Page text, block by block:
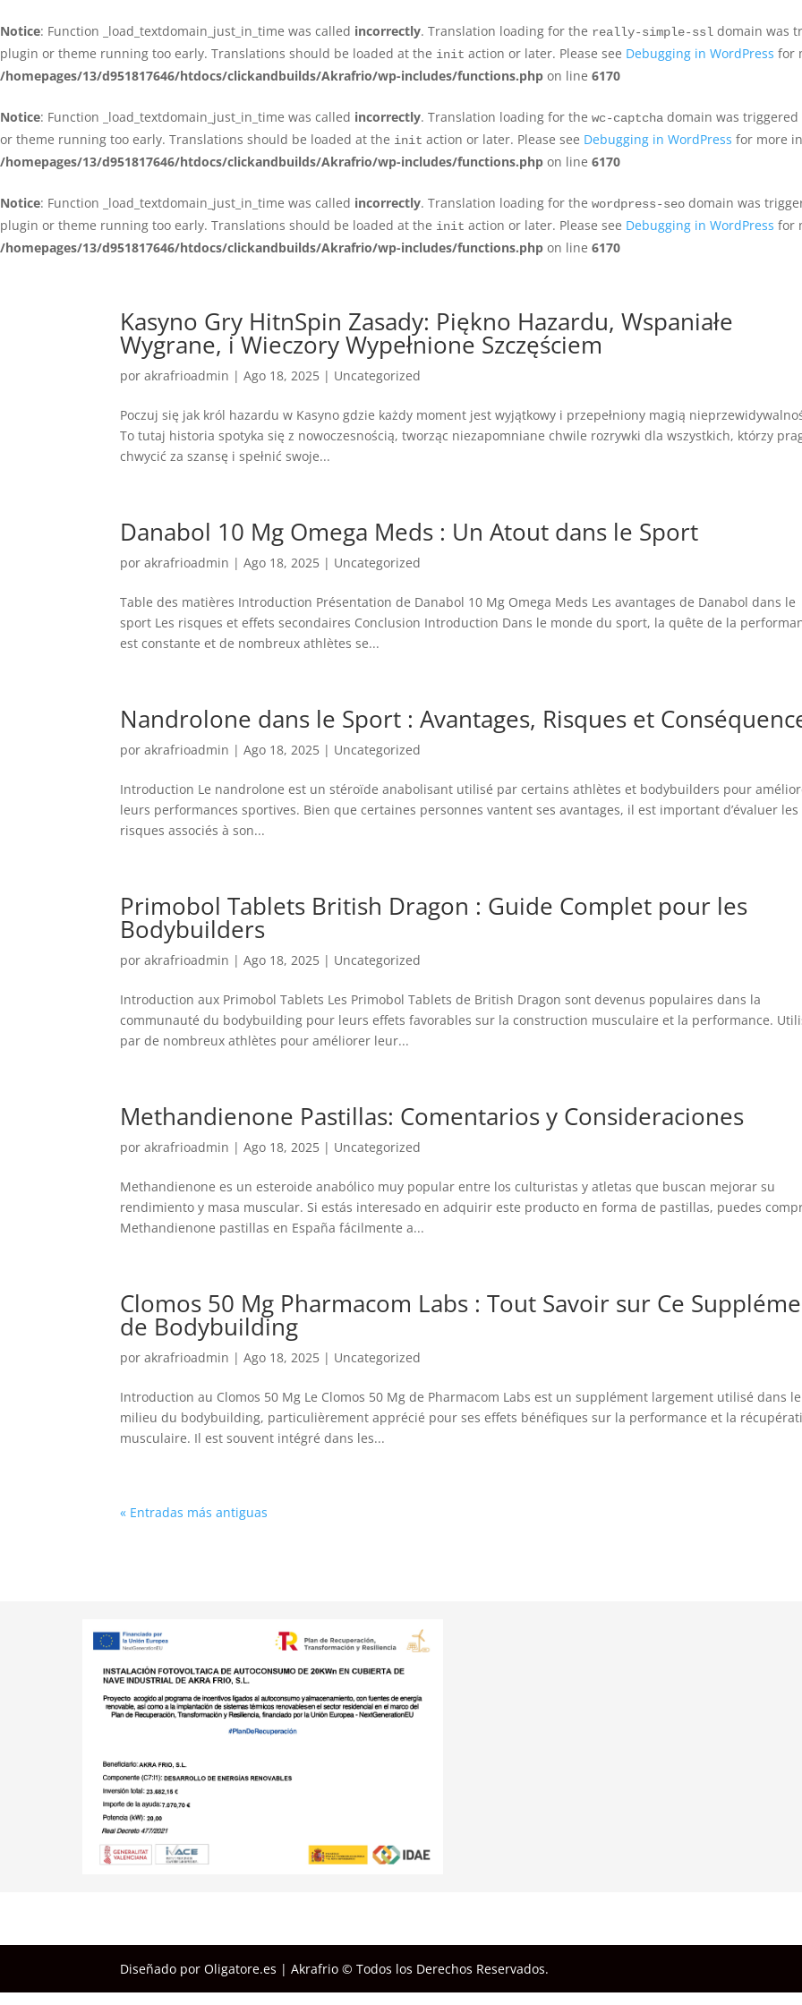
Notice: Function _load_textdomain_just_in_time was called incorrectly. Translation loading for the really-simple-ssl domain was
plugin or theme running too early. Translations should be loaded at the init action or later. Please see Debugging in WordPress for
/homepages/13/d951817646/htdocs/clickandbuilds/Akrafrio/wp-includes/functions.php on line 6170
Notice: Function _load_textdomain_just_in_time was called incorrectly. Translation loading for the wc-captcha domain was
or theme running too early. Translations should be loaded at the init action or later. Please see Debugging in WordPress for more
/homepages/13/d951817646/htdocs/clickandbuilds/Akrafrio/wp-includes/functions.php on line 6170
Notice: Function _load_textdomain_just_in_time was called incorrectly. Translation loading for the wordpress-seo domain was
plugin or theme running too early. Translations should be loaded at the init action or later. Please see Debugging in WordPress for
/homepages/13/d951817646/htdocs/clickandbuilds/Akrafrio/wp-includes/functions.php on line 6170
Kasyno Gry HitnSpin Zasady: Piękno Hazardu, Wspaniałe
Wygrane, i Wieczory Wypełnione Szczęściem
porakrafrioadmin |Ago 18, 2025 | Uncategorized
Poczuj się jak król hazardu w Kasyno gdzie każdy moment jest wyjątkowy i przepełniony magią
To tutaj historia spotyka się z nowoczesnością, tworząc niezapomniane chwile rozrywki dla wszystkich, którzy
chwycić za szansę i spełnić swoje...
Danabol 10 Mg Omega Meds : Un Atout dans le Sport
porakrafrioadmin |Ago 18, 2025 | Uncategorized
Table des matières Introduction Présentation de Danabol 10 Mg Omega Meds Les avantages de Danabol dans le
sport Les risques et effets secondaires Conclusion Introduction Dans le monde du sport, la quête de la
est constante et de nombreux athlètes se...
Nandrolone dans le Sport : Avantages, Risques et
porakrafrioadmin |Ago 18, 2025 | Uncategorized
Introduction Le nandrolone est un stéroïde anabolisant utilisé par certains athlètes et bodybuilders pour
leurs performances sportives. Bien que certaines personnes vantent ses avantages, il est important d’évaluer les
risques associés à son...
Primobol Tablets British Dragon : Guide Complet pour les
Bodybuilders
porakrafrioadmin |Ago 18, 2025 | Uncategorized
Introduction aux Primobol Tablets Les Primobol Tablets de British Dragon sont devenus populaires dans la
communauté du bodybuilding pour leurs effets favorables sur la construction musculaire et la performance.
par de nombreux athlètes pour améliorer leur...
Methandienone Pastillas: Comentarios y Consideraciones
porakrafrioadmin |Ago 18, 2025 | Uncategorized
Methandienone es un esteroide anabólico muy popular entre los culturistas y atletas que buscan mejorar su
rendimiento y masa muscular. Si estás interesado en adquirir este producto en forma de pastillas, puedes
Methandienone pastillas en España fácilmente a...
Clomos 50 Mg Pharmacom Labs : Tout Savoir sur Ce
de Bodybuilding
porakrafrioadmin |Ago 18, 2025 | Uncategorized
Introduction au Clomos 50 Mg Le Clomos 50 Mg de Pharmacom Labs est un supplément largement utilisé dans le
milieu du bodybuilding, particulièrement apprécié pour ses effets bénéfiques sur la performance et la
musculaire. Il est souvent intégré dans les...
« Entradas más antiguas
Diseñado por Oligatore.es | Akrafrio © Todos los Derechos Reservados.